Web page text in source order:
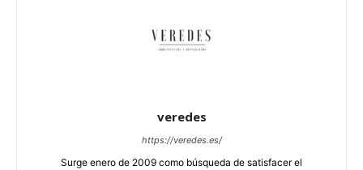
veredes
https://veredes.es/
Surge enero de 2009 como búsqueda de satisfacer el